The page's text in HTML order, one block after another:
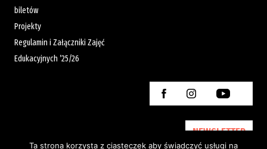
biletów
Projekty
Regulamin i Załączniki Zajęć
Edukacyjnych ’25/26
NEWSLETTER
Ta strona korzysta z ciasteczek aby świadczyć usługi na